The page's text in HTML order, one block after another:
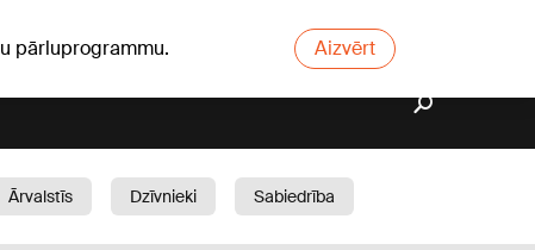
pārluprogrammu. Aizvērt
Ārvalstīs Dzīvnieki
Sabiedrība